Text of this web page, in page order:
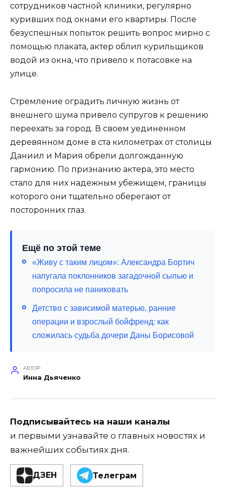
сотрудников частной клиники, регулярно
куривших под окнами его квартиры. После
безуспешных попыток решить вопрос мирно с
помощью плаката, актер облил курильщиков
водой из окна, что привело к потасовке на
улице.
Стремление оградить личную жизнь от
внешнего шума привело супругов к решению
переехать за город. В своем уединенном
деревянном доме в ста километрах от столицы
Даниил и Мария обрели долгожданную
гармонию. По признанию актера, это место
стало для них надежным убежищем, границы
которого они тщательно оберегают от
посторонних глаз.
Ещё по этой теме
«Живу с таким лицом»: Александра Бортич
напугала поклонников загадочной сыпью и
попросила не паниковать
Детство с зависимой матерью, ранние
операции и взрослый бойфренд: как
сложилась судьба дочери Даны Борисовой
АВТОР
Инна Дьяченко
Подписывайтесь на наши каналы
и первыми узнавайте о главных новостях и
важнейших событиях дня.
ДЗЕН Телеграм